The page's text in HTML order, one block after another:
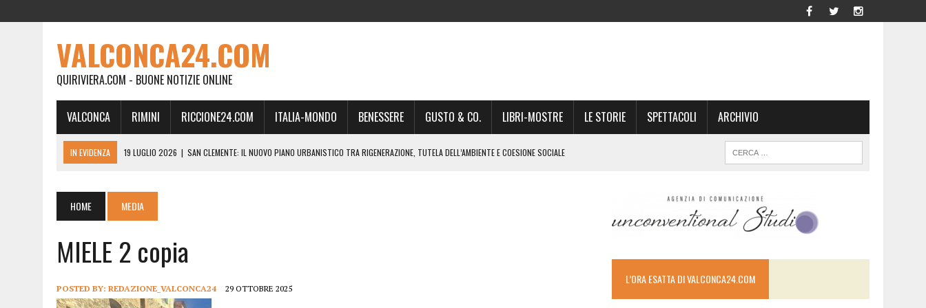
VALCONCA24.COM
QUIRIVIERA.COM - BUONE NOTIZIE ONLINE
VALCONCA RIMINI RICCIONE24.COM ITALIA-MONDO BENESSERE GUSTO & CO. LIBRI-MOSTRE LE STORIE SPETTACOLI ARCHIVIO
IN EVIDENZA 19 LUGLIO 2026 | SAN CLEMENTE: IL NUOVO PIANO URBANISTICO TRA RIGENERAZIONE, TUTELA DELL’AMBIENTE E COESIONE SOCIALE
19 FEBBRAIO 2026 | RIMINI, A IL GATTO SULL’ALBICOCCO ARRIVA ANDREA GIONCHETTI SOMMELIER DEL CALABRESE “QAFIZ”
28 GENNAIO 2026
DOVE LA CARNE DIVENTA MEMORIA: IL CORPO, L’ORIGINE, IL RITORNO. L’OPERA DI KIROLES BOSHRA È VITA VERA
18 DICEMBRE 2025
| SAN CLEMENTE, AL VILLA ULTIMO ATTO DELLA PRIMA PARTE DI STAGIONE TEATRALE CON CLAUDIO MORICI SABATO 20
18 DICEMBRE 2025 | SAN CLEMENTE, SALA DEL CONSIGLIO INTITOLATA A GIACOMO MATTEOTTI: “VITTIMA DELLA FURIA FASCISTA”
HOME MEDIA
MIELE 2 copia
POSTED BY: REDAZIONE_VALCONCA24 29 OTTOBRE 2025
L’ORA ESATTA DI VALCONCA24.COM